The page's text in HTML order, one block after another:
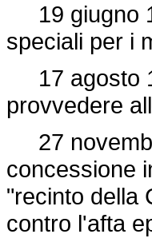
19 giugno
speciali per i
17 agosto
provvedere
27
concessione
"recinto della
contro l'afta